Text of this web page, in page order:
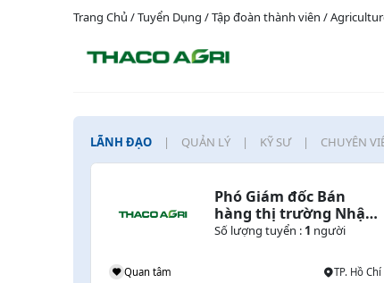
Trang Chủ / Tuyển Dụng / Tập đoàn thành viên /
LÃNH ĐẠO QUẢN LÝ KỸ SƯ CHUYÊN
Phó Giám đốc Bán
hàng thị trường Nhật
Bản
Số lượng tuyển : 1 người
Quan tâm TP. Hồ